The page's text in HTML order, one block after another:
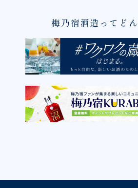
梅乃宿酒造ってど